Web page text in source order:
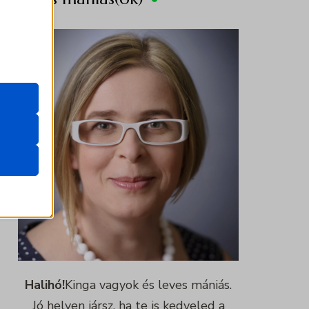
Halihó!Kinga vagyok és leves mániás.
Jó helyen jársz, ha te is kedveled a
nem